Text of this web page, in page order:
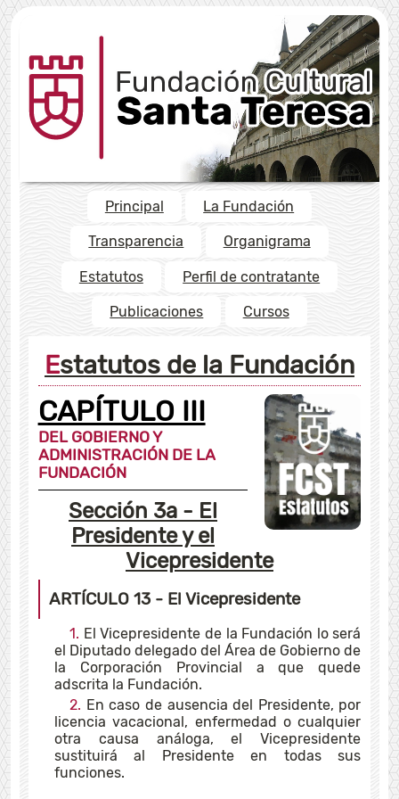
Principal La Fundación
Transparencia Organigrama
Estatutos Perfil de contratante
Publicaciones Cursos
Estatutos de la Fundación
CAPÍTULO III
DEL GOBIERNO Y
ADMINISTRACIÓN DE LA
FUNDACIÓN
Sección 3a - El
Presidente y el
Vicepresidente
ARTÍCULO 13 - El Vicepresidente
1. El Vicepresidente de la Fundación lo será
el Diputado delegado del Área de Gobierno de
la Corporación Provincial a que quede
adscrita la Fundación.
2. En caso de ausencia del Presidente, por
licencia vacacional, enfermedad o cualquier
otra causa análoga, el Vicepresidente
sustituirá al Presidente en todas sus
funciones.